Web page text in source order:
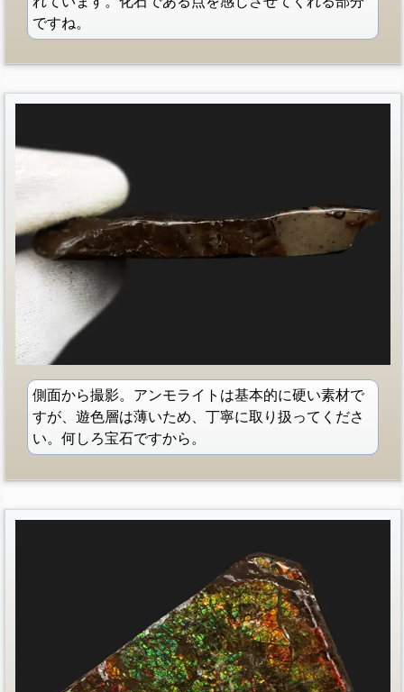
ですね。
側面から撮影。アンモライトは基本的に硬い素材で
すが、遊色層は薄いため、丁寧に取り扱ってくださ
い。何しろ宝石ですから。